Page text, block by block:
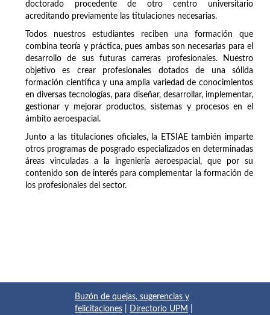
doctorado procedente de otro centro universitario
acreditando previamente las titulaciones necesarias.
Todos nuestros estudiantes reciben una formación que
combina teoría y práctica, pues ambas son necesarias para el
desarrollo de sus futuras carreras profesionales. Nuestro
objetivo es crear profesionales dotados de una sólida
formación científica y una amplia variedad de conocimientos
en diversas tecnologías, para diseñar, desarrollar, implementar,
gestionar y mejorar productos, sistemas y procesos en el
ámbito aeroespacial.
Junto a las titulaciones oficiales, la ETSIAE también imparte
otros programas de posgrado especializados en determinadas
áreas vinculadas a la ingeniería aeroespacial, que por su
contenido son de interés para complementar la formación de
los profesionales del sector.
Buzón de quejas, sugerencias y
felicitaciones
Directorio UPM